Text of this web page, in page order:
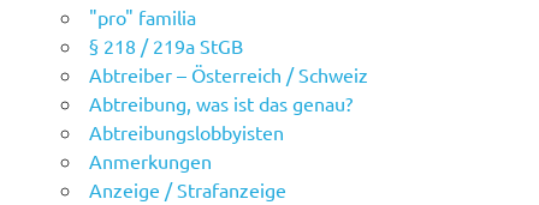
"pro" familia
§ 218 / 219a StGB
Abtreiber – Österreich / Schweiz
Abtreibung, was ist das genau?
Abtreibungslobbyisten
Anmerkungen
Anzeige / Strafanzeige